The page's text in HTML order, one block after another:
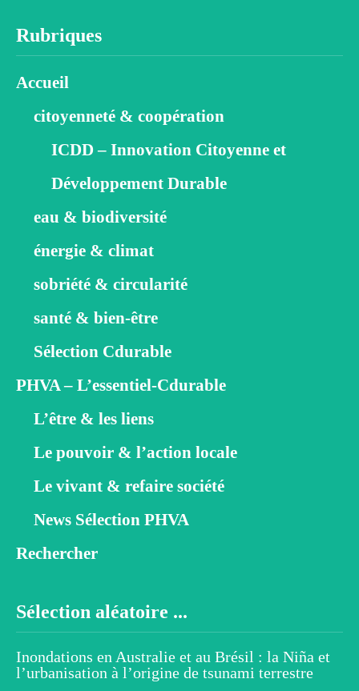
Rubriques
Accueil
citoyenneté & coopération
ICDD – Innovation Citoyenne et
Développement Durable
eau & biodiversité
énergie & climat
sobriété & circularité
santé & bien-être
Sélection Cdurable
PHVA – L’essentiel-Cdurable
L’être & les liens
Le pouvoir & l’action locale
Le vivant & refaire société
News Sélection PHVA
Rechercher
Sélection aléatoire ...
Inondations en Australie et au Brésil : la Niña et
l’urbanisation à l’origine de tsunami terrestre